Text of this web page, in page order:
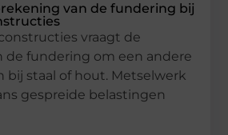
van de fundering bij
vraagt de
de fundering om een andere
bij staal of hout. Metselwerk
gespreide belastingen